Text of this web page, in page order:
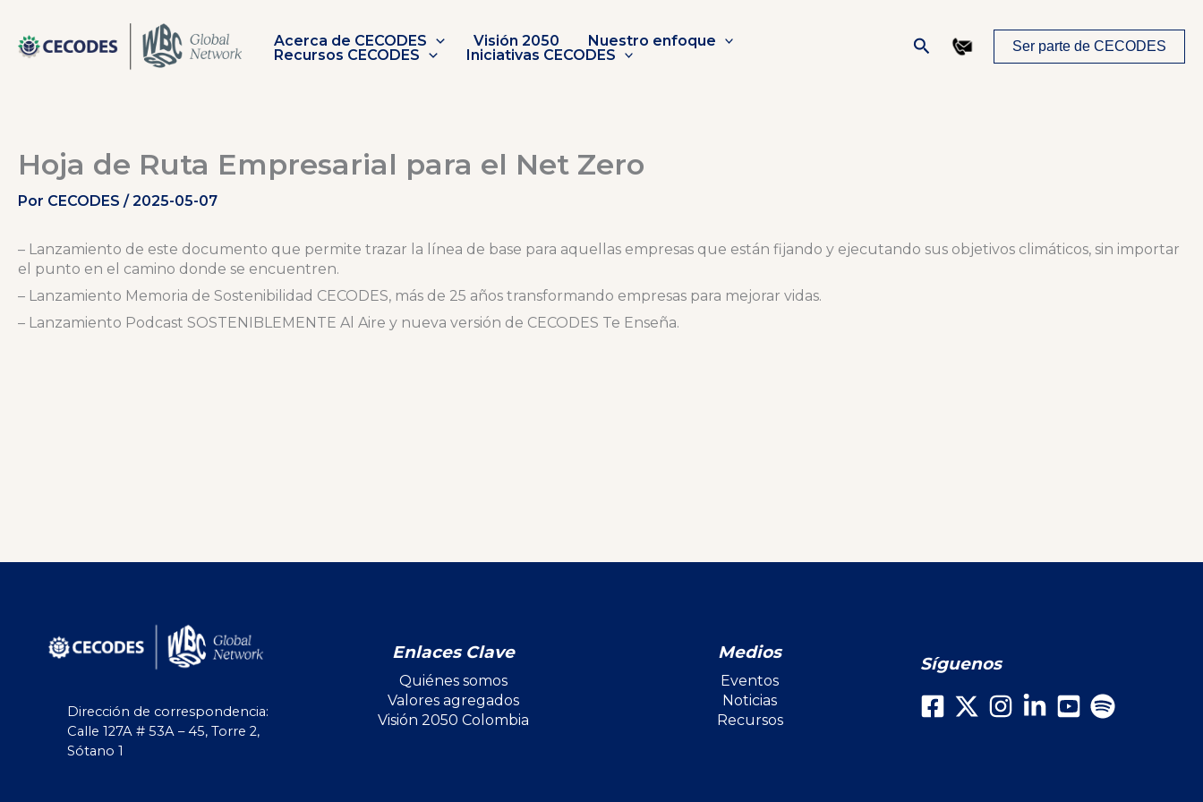
contenido
Acerca de CECODES Visión 2050
Nuestro enfoque
Recursos CECODES
Iniciativas CECODES Buscar Ser parte de CECODES
Hoja de Ruta Empresarial para el Net Zero
Por CECODES /2025-05-07
– Lanzamiento de este documento que permite trazar la línea de base para aquellas empresas que están fijando y ejecutando sus objetivos climáticos, sin importar
el punto en el camino donde se encuentren.
– Lanzamiento Memoria de Sostenibilidad CECODES, más de 25 años transformando empresas para mejorar vidas.
– Lanzamiento Podcast SOSTENIBLEMENTE Al Aire y nueva versión de CECODES Te Enseña.
Dirección de correspondencia:
Calle 127A # 53A – 45, Torre 2,
Sótano 1
Enlaces Clave
Quiénes somos
Valores agregados
Visión 2050 Colombia
Medios
Eventos
Noticias
Recursos
Síguenos